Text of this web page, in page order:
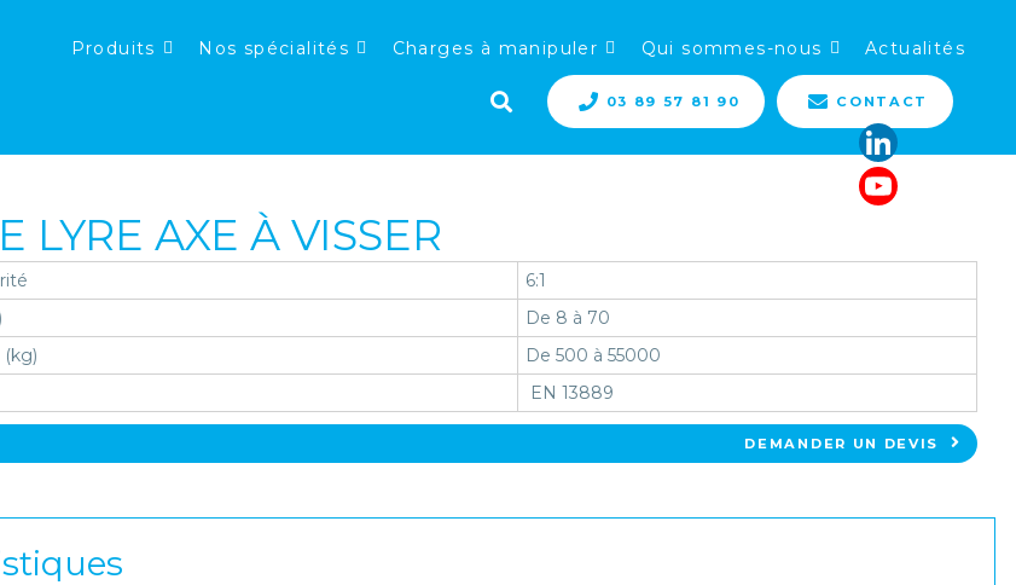
Produits Nos spécialités Charges à manipuler Qui sommes-nous Actualités
03 89 57 81 90 CONTACT
LYRE AXE À VISSER
6:1
De 8 à 70
(kg)
De 500 à 55000
EN 13889
DEMANDER UN DEVIS